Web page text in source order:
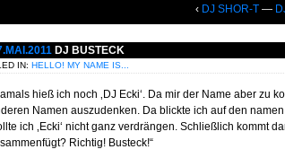
‹ DJ SHOR-T—
DJ BUSTECK
IN: HELLO! MY NAME IS...
hieß ich noch ‚DJ Ecki‘. Da mir der Name aber zu
Namen auszudenken. Da blickte ich auf den namen
ich ‚Ecki‘ nicht ganz verdrängen. Schließlich kommt
Richtig! Busteck!“